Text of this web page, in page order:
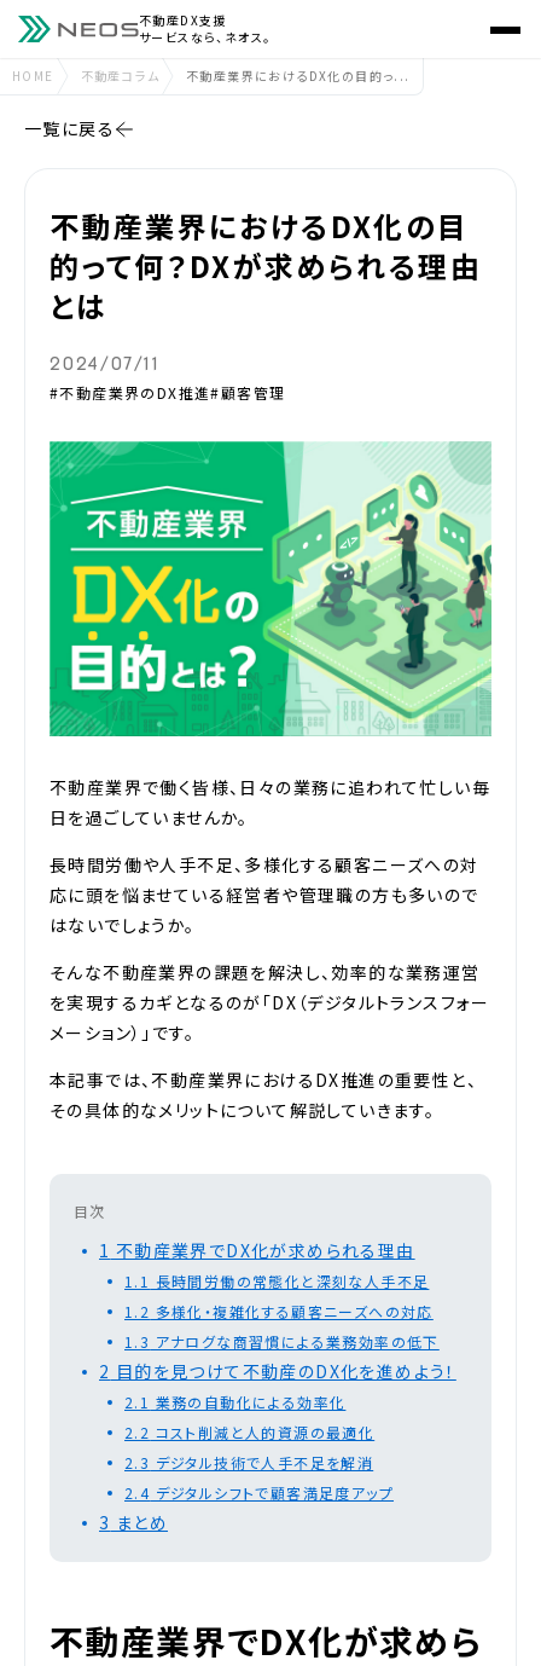
不動産DX支援
サービスなら、ネオス。
HOME 不動産コラム 不動産業界におけるDX化の目的っ...
一覧に戻る
不動産業界におけるDX化の目
的って何？DXが求められる理由
とは
2024/07/11
#不動産業界のDX推進#顧客管理
不動産業界で働く皆様、日々の業務に追われて忙しい毎
日を過ごしていませんか。
長時間労働や人手不足、多様化する顧客ニーズへの対
応に頭を悩ませている経営者や管理職の方も多いので
はないでしょうか。
そんな不動産業界の課題を解決し、効率的な業務運営
を実現するカギとなるのが「DX（デジタルトランスフォー
メーション）」です。
本記事では、不動産業界におけるDX推進の重要性と、
その具体的なメリットについて解説していきます。
目次
1 不動産業界でDX化が求められる理由
1.1 長時間労働の常態化と深刻な人手不足
1.2 多様化・複雑化する顧客ニーズへの対応
1.3 アナログな商習慣による業務効率の低下
2 目的を見つけて不動産のDX化を進めよう！
2.1 業務の自動化による効率化
2.2 コスト削減と人的資源の最適化
2.3 デジタル技術で人手不足を解消
2.4 デジタルシフトで顧客満足度アップ
3 まとめ
不動産業界でDX化が求めら